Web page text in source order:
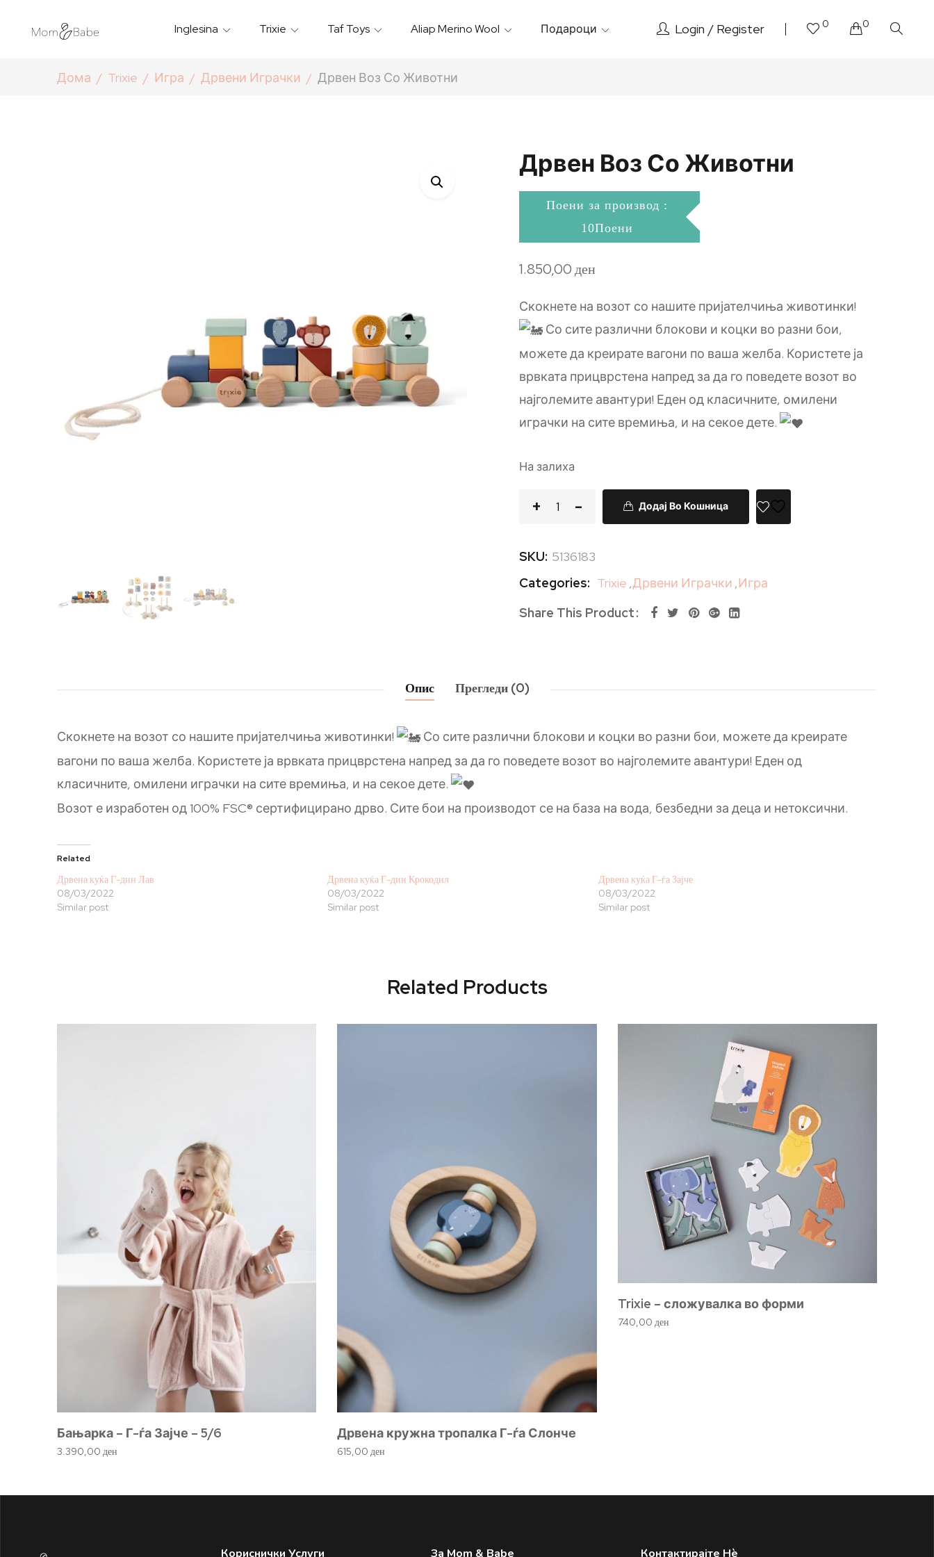
Inglesina Trixie Taf Toys Aliap Merino Wool Подароци Login Register 0 0
Дома Trixie Игра Дрвени Играчки Дрвен Воз Со Животни
Дрвен Воз Со Животни
Поени за производ :
10Поени
1.850,00ден
Скокнете на возот со нашите пријателчиња животинки!
Со сите различни блокови и коцки во разни бои,
можете да креирате вагони по ваша желба. Користете ја
врвката прицврстена напред за да го поведете возот во
најголемите авантури! Еден од класичните, омилени
играчки на сите времиња, и на секое дете.
На залиха
Додај Во Кошница
SKU: 5136183
Categories: Trixie ,Дрвени Играчки ,Игра
Share This Product
Опис Прегледи (0)
Скокнете на возот со нашите пријателчиња животинки!
Со сите различни блокови и коцки во разни бои, можете да креирате
вагони по ваша желба. Користете ја врвката прицврстена напред за да го поведете возот во најголемите авантури! Еден од
класичните, омилени играчки на сите времиња, и на секое дете.
Возот е изработен од 100% FSC® сертифицирано дрво. Сите бои на производот се на база на вода, безбедни за деца и нетоксични.
Related
Дрвена куќа Г-дин Лав
08/03/2022
Similar post
Дрвена куќа Г-дин Крокодил
08/03/2022
Similar post
Дрвена куќа Г-ѓа Зајче
08/03/2022
Similar post
Related Products
Бањарка – Г-ѓа Зајче – 5/6
3.390,00ден
Дрвена кружна тропалка Г-ѓа Слонче
615,00ден
Trixie – сложувалка во форми
740,00 ден
Кориснички Услуги За Mom & Babe Контактирајте Нè